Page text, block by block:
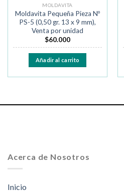
MOLDAVITA
Moldavita Pequeña Pieza Nº
PS-5 (0,50 gr. 13 x 9 mm),
Venta por unidad
$60.000
Añadir al carrito
Acerca de Nosotros
Inicio